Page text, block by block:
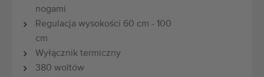
nogami
Regulacja wysokości 60 cm - 100
cm
Wyłącznik termiczny
380 woltów